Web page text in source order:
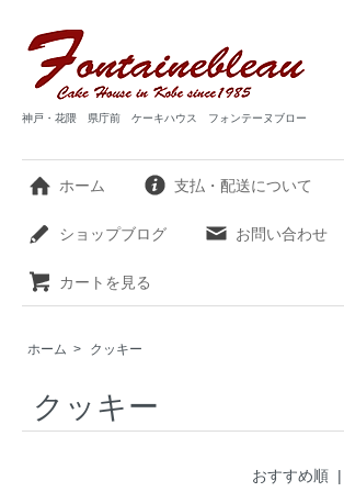
神戸・花隈 県庁前 ケーキハウス フォンテーヌブロー
ホーム 支払・配送について
ショップブログ お問い合わせ
カートを見る
ホーム > クッキー
クッキー
おすすめ順|